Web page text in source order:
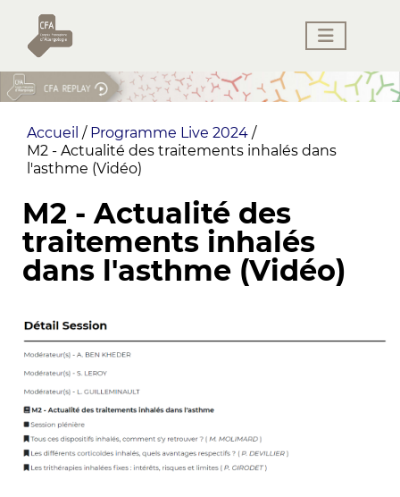
Accueil / Programme Live 2024 /
M2 - Actualité des traitements inhalés dans
l'asthme (Vidéo)
M2 - Actualité des
traitements inhalés
dans l'asthme (Vidéo)